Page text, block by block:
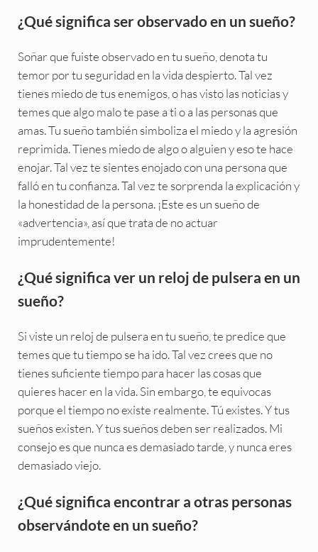
¿Qué significa ser observado en un sueño?
Soñar que fuiste observado en tu sueño, denota tu
temor por tu seguridad en la vida despierto. Tal vez
tienes miedo de tus enemigos, o has visto las noticias y
temes que algo malo te pase a ti o a las personas que
amas. Tu sueño también simboliza el miedo y la agresión
reprimida. Tienes miedo de algo o alguien y eso te hace
enojar. Tal vez te sientes enojado con una persona que
falló en tu confianza. Tal vez te sorprenda la explicación y
la honestidad de la persona. ¡Este es un sueño de
«advertencia», así que trata de no actuar
imprudentemente!
¿Qué significa ver un reloj de pulsera en un
sueño?
Si viste un reloj de pulsera en tu sueño, te predice que
temes que tu tiempo se ha ido. Tal vez crees que no
tienes suficiente tiempo para hacer las cosas que
quieres hacer en la vida. Sin embargo, te equivocas
porque el tiempo no existe realmente. Tú existes. Y tus
sueños existen. Y tus sueños deben ser realizados. Mi
consejo es que nunca es demasiado tarde, y nunca eres
demasiado viejo.
¿Qué significa encontrar a otras personas
observándote en un sueño?